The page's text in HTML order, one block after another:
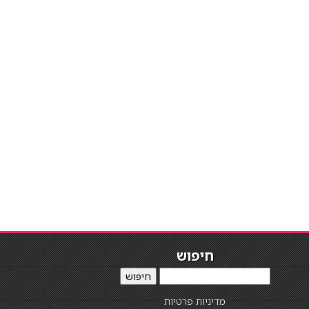
חיפוש
חיפוש
מדיניות פרטיות